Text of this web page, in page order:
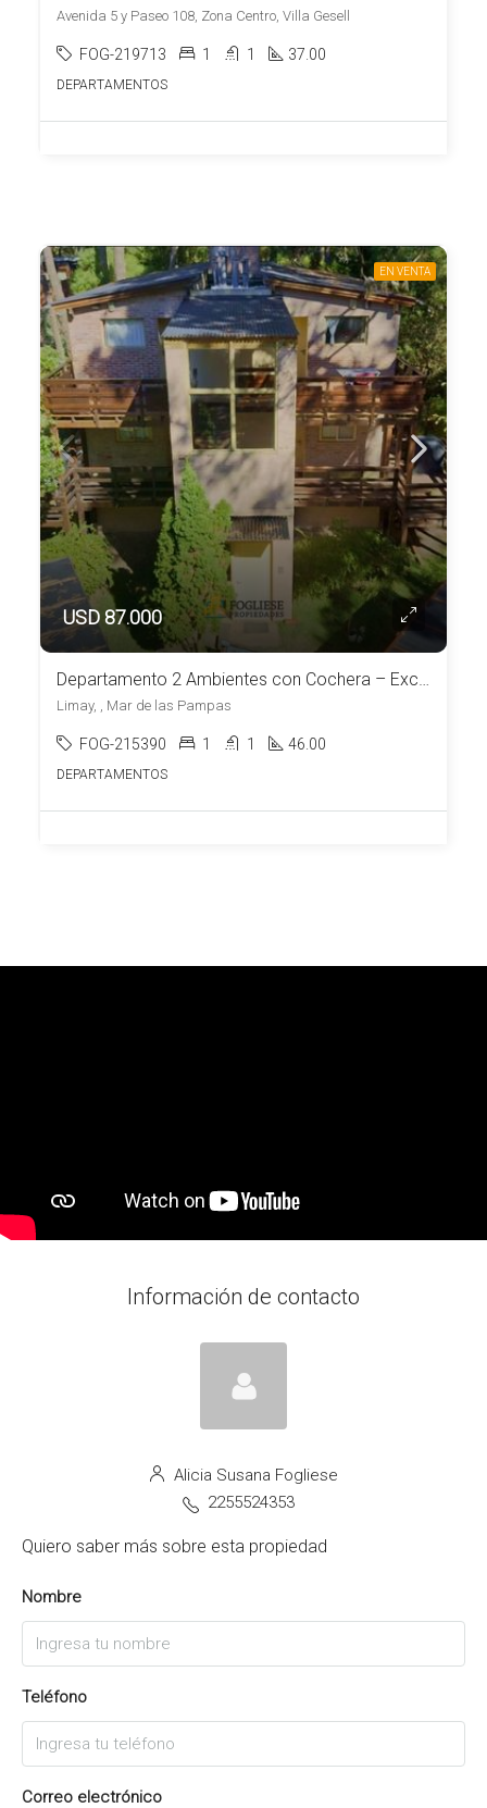
Avenida 5 y Paseo 108, Zona Centro, Villa Gesell
FOG-219713 1 1 37.00
DEPARTAMENTOS
EN VENTA
USD 87.000
Departamento 2 Ambientes con Cochera – Excelente Ubicación en Mar de las Pampas
Limay, , Mar de las Pampas
FOG-215390 1 1 46.00
DEPARTAMENTOS
Información de contacto
Alicia Susana Fogliese
2255524353
Quiero saber más sobre esta propiedad
Nombre
Teléfono
Correo electrónico